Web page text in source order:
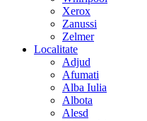
Xerox
Zanussi
Zelmer
Localitate
Adjud
Afumati
Alba Iulia
Albota
Alesd